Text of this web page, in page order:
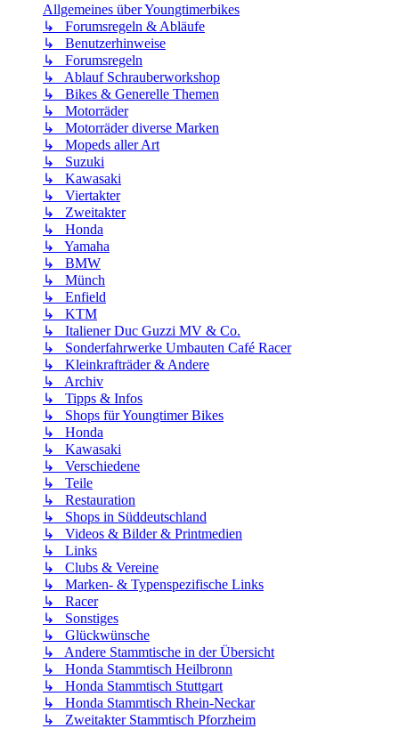
Allgemeines über Youngtimerbikes
↳ Forumsregeln & Abläufe
↳ Benutzerhinweise
↳ Forumsregeln
↳ Ablauf Schrauberworkshop
↳ Bikes & Generelle Themen
↳ Motorräder
↳ Motorräder diverse Marken
↳ Mopeds aller Art
↳ Suzuki
↳ Kawasaki
↳ Viertakter
↳ Zweitakter
↳ Honda
↳ Yamaha
↳ BMW
↳ Münch
↳ Enfield
↳ KTM
↳ Italiener Duc Guzzi MV & Co.
↳ Sonderfahrwerke Umbauten Café Racer
↳ Kleinkrafträder & Andere
↳ Archiv
↳ Tipps & Infos
↳ Shops für Youngtimer Bikes
↳ Honda
↳ Kawasaki
↳ Verschiedene
↳ Teile
↳ Restauration
↳ Shops in Süddeutschland
↳ Videos & Bilder & Printmedien
↳ Links
↳ Clubs & Vereine
↳ Marken- & Typenspezifische Links
↳ Racer
↳ Sonstiges
↳ Glückwünsche
↳ Andere Stammtische in der Übersicht
↳ Honda Stammtisch Heilbronn
↳ Honda Stammtisch Stuttgart
↳ Honda Stammtisch Rhein-Neckar
↳ Zweitakter Stammtisch Pforzheim